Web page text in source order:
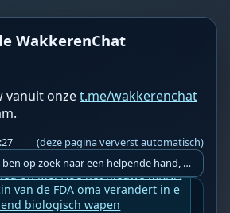
WakkerenChat
vanuit onzet.me/wakkerenchat
(deze pagina ververst automatisch)
Ik ben op zoek naar een helpende hand, een menselijk oog, een admin die helpt met controleren of de chat wel correct word gemodereerd word door NoMoSpam. 98% gaat automatisch goed, toch ik dit nooit helemaal loslaten en moet er altijd een mens mee blijven opletten bij elke beslissing die gemaakt word. Waar bestaan de werkzaamheden uit? Mee kijken in admin log kanaal naar alle drugs/porno/scams die voorbij komen en in het geval van een randgevalletje, ingrijpen en b.v. een verwijderd maar wel toegestaan bericht terug plaatsen met een druk op de knop. tsja zo banaal en simpel is het gesteld.. Word je hier blij van? Nee. Strookt het je ego? Nee. Word je er beter van? Nee. Kost het veel tijd? Totaal niet, consistentie en regelmaat is belangrijker dan 'er even voor kunnen gaan zitten'.. het werk is in een paar seconden gepiept.. je checkt puur of AI de juiste beslissing heeft gemaakt.. …
BOT vr 15:12
on Me: Hoe het nieuwe mRNA
van de FDA oma verandert in e
biologisch wapen